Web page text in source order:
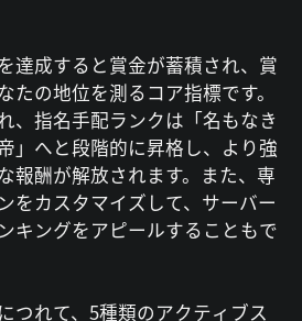
達成すると賞金が蓄積され、賞
たの地位を測るコア指標です。
、指名手配ランクは「名もなき
」へと段階的に昇格し、より強
報酬が解放されます。また、専
をカスタマイズして、サーバー
キングをアピールすることもで
つれて、5種類のアクティブス